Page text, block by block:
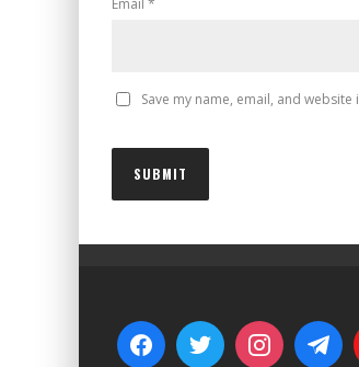
Save my name, email, and